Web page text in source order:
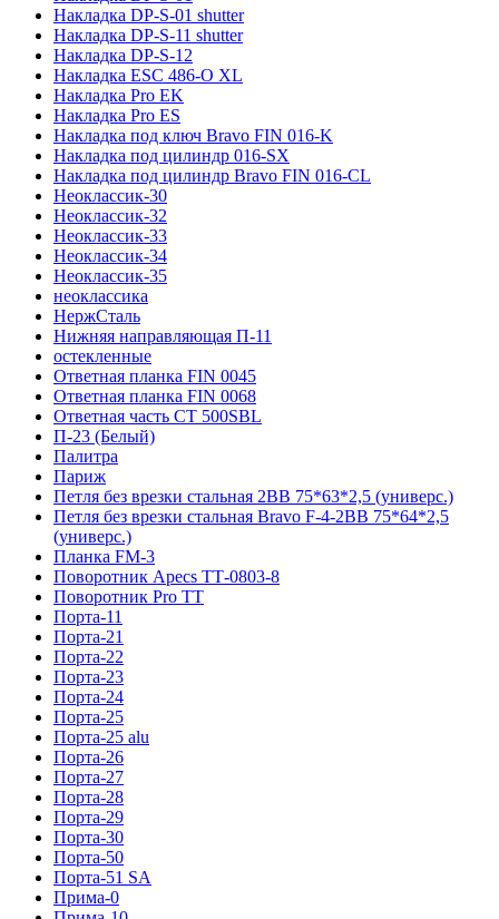
Накладка DP-S-01 shutter
Накладка DP-S-11 shutter
Накладка DP-S-12
Накладка ESC 486-O XL
Накладка Pro EK
Накладка Pro ES
Накладка под ключ Bravo FIN 016-K
Накладка под цилиндр 016-SX
Накладка под цилиндр Bravo FIN 016-СL
Неоклассик-30
Неоклассик-32
Неоклассик-33
Неоклассик-34
Неоклассик-35
неоклассика
НержСталь
Нижняя направляющая П-11
остекленные
Ответная планка FIN 0045
Ответная планка FIN 0068
Ответная часть СТ 500SBL
П-23 (Белый)
Палитра
Париж
Петля без врезки стальная 2ВВ 75*63*2,5 (универс.)
Петля без врезки стальная Bravo F-4-2BB 75*64*2,5
(универс.)
Планка FM-3
Поворотник Apecs ТТ-0803-8
Поворотник Pro TT
Порта-11
Порта-21
Порта-22
Порта-23
Порта-24
Порта-25
Порта-25 alu
Порта-26
Порта-27
Порта-28
Порта-29
Порта-30
Порта-50
Порта-51 SA
Прима-0